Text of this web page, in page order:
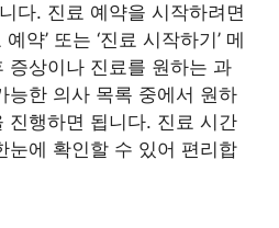
다. 진료 예약을 시작하려면
약’ 또는 ‘진료 시작하기’ 메
증상이나 진료를 원하는 과
능한 의사 목록 중에서 원하
진행하면 됩니다. 진료 시간
눈에 확인할 수 있어 편리합